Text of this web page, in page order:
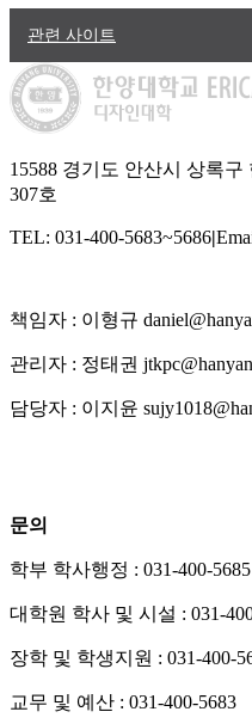
관련 사이트
15588 경기도 안산시 상록
307호
TEL: 031-400-5683~5686|
책임자 : 이형규
관리자 : 정태권
담당자 : 이지윤
문의
학부 학사행정 : 031-400-5685
대학원 학사 및 시설 : 031-
장학 및 학생지원 : 031-400-
교무 및 예산 : 031-400-5683